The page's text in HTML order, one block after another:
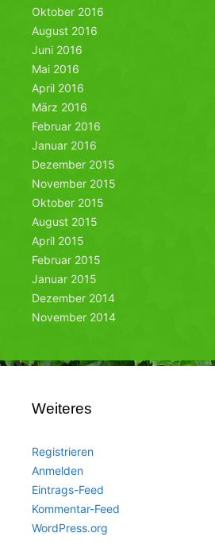
Oktober 2016
August 2016
Juni 2016
Mai 2016
April 2016
März 2016
Februar 2016
Januar 2016
Dezember 2015
November 2015
Oktober 2015
August 2015
April 2015
Februar 2015
Januar 2015
Dezember 2014
November 2014
Weiteres
Registrieren
Anmelden
Eintrags-Feed
Kommentar-Feed
WordPress.org